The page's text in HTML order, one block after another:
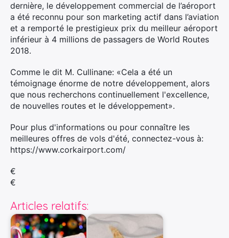
dernière, le développement commercial de l’aéroport
a été reconnu pour son marketing actif dans l’aviation
et a remporté le prestigieux prix du meilleur aéroport
inférieur à 4 millions de passagers de World Routes
2018.
Comme le dit M. Cullinane: «Cela a été un
témoignage énorme de notre développement, alors
que nous recherchons continuellement l'excellence,
de nouvelles routes et le développement».
Pour plus d'informations ou pour connaître les
meilleures offres de vols d'été, connectez-vous à:
https://www.corkairport.com/
€
€
Articles relatifs: